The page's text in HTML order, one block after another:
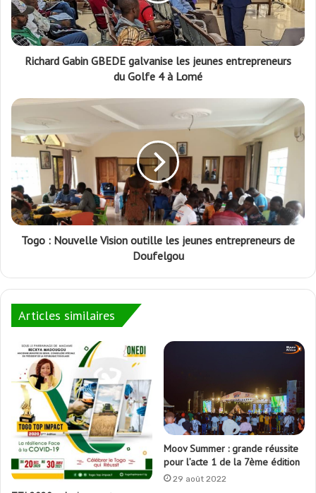
Richard Gabin GBEDE galvanise les jeunes entrepreneurs
du Golfe 4 à Lomé
Togo : Nouvelle Vision outille les jeunes entrepreneurs de
Doufelgou
Articles similaires
Moov Summer : grande réussite
pour l’acte 1 de la 7ème édition
29 août 2022